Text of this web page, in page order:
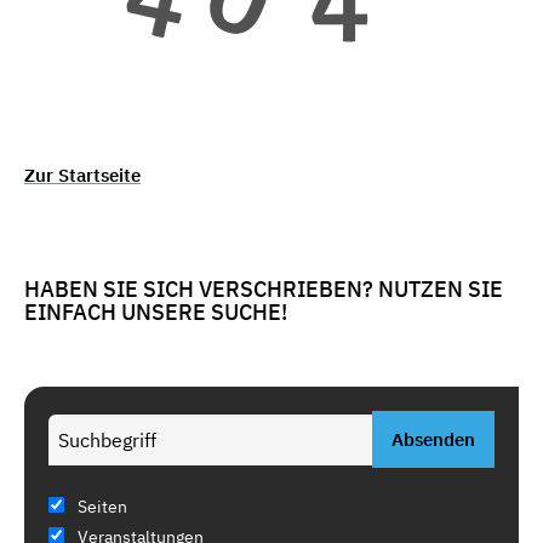
Zur Startseite
HABEN SIE SICH VERSCHRIEBEN? NUTZEN SIE
EINFACH UNSERE SUCHE!
Seiten
Veranstaltungen